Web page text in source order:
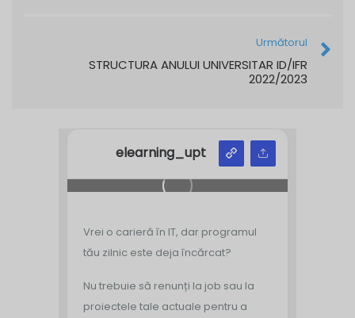
Următorul
STRUCTURA ANULUI UNIVERSITAR ID/IFR
2022/2023
elearning_upt
Vrei o carieră în IT, dar programul
tău zilnic este deja încărcat?
Nu trebuie să renunți la job sau la
proiectele tale actuale pentru a